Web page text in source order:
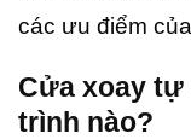
các ưu điểm
Cửa xoay tự
trình nào?